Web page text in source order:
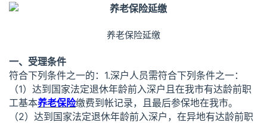
养老保险延缴
一、受理条件
符合下列条件之一的：1.深户人员需符合下列条件之一：
（1）达到国家法定退休年龄前入深户且在我市有达龄前职
工基本养老保险缴费到帐记录，且最后参保地在我市。
（2）达到国家法定退休年龄前入深户，在异地有达龄前职